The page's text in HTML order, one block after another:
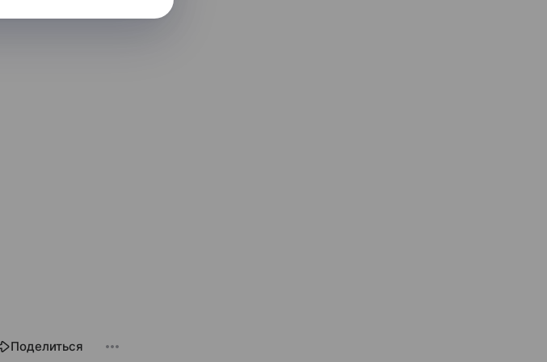
Поделиться